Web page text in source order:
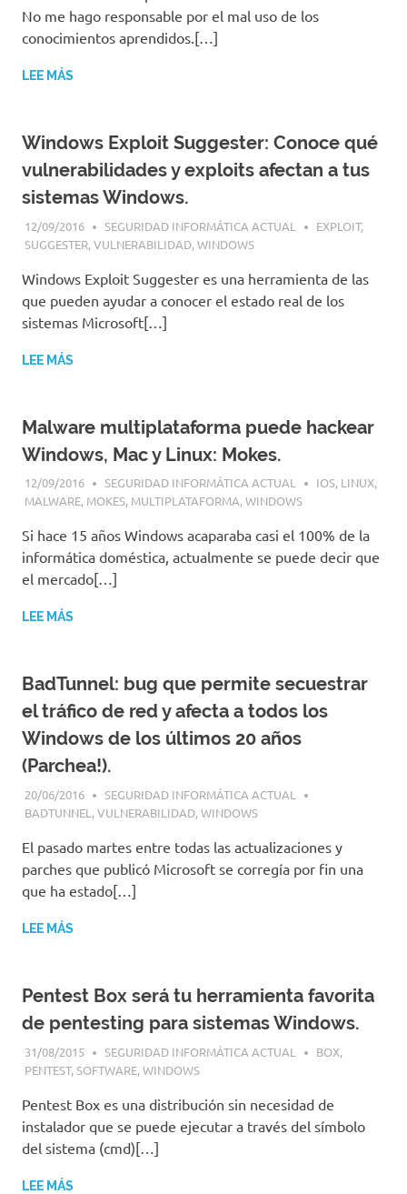
No me hago responsable por el mal uso de los
conocimientos aprendidos.[…]
LEE MÁS
Windows Exploit Suggester: Conoce qué
vulnerabilidades y exploits afectan a tus
sistemas Windows.
12/09/2016 SEGURIDAD INFORMÁTICA ACTUAL EXPLOIT,
SUGGESTER,VULNERABILIDAD,WINDOWS
Windows Exploit Suggester es una herramienta de las
que pueden ayudar a conocer el estado real de los
sistemas Microsoft[…]
LEE MÁS
Malware multiplataforma puede hackear
Windows, Mac y Linux: Mokes.
12/09/2016 SEGURIDAD INFORMÁTICA ACTUAL IOS, LINUX,
MALWARE, MOKES, MULTIPLATAFORMA,WINDOWS
Si hace 15 años Windows acaparaba casi el 100% de la
informática doméstica, actualmente se puede decir que
el mercado[…]
LEE MÁS
BadTunnel: bug que permite secuestrar
el tráfico de red y afecta a todos los
Windows de los últimos 20 años
(Parchea!).
20/06/2016
SEGURIDAD INFORMÁTICA ACTUAL
BADTUNNEL ,VULNERABILIDAD,WINDOWS
El pasado martes entre todas las actualizaciones y
parches que publicó Microsoft se corregía por fin una
que ha estado[…]
LEE MÁS
Pentest Box será tu herramienta favorita
de pentesting para sistemas Windows.
31/08/2015 SEGURIDAD INFORMÁTICA ACTUAL BOX,
PENTEST,SOFTWARE,WINDOWS
Pentest Box es una distribución sin necesidad de
instalador que se puede ejecutar a través del símbolo
del sistema (cmd)[…]
LEE MÁS